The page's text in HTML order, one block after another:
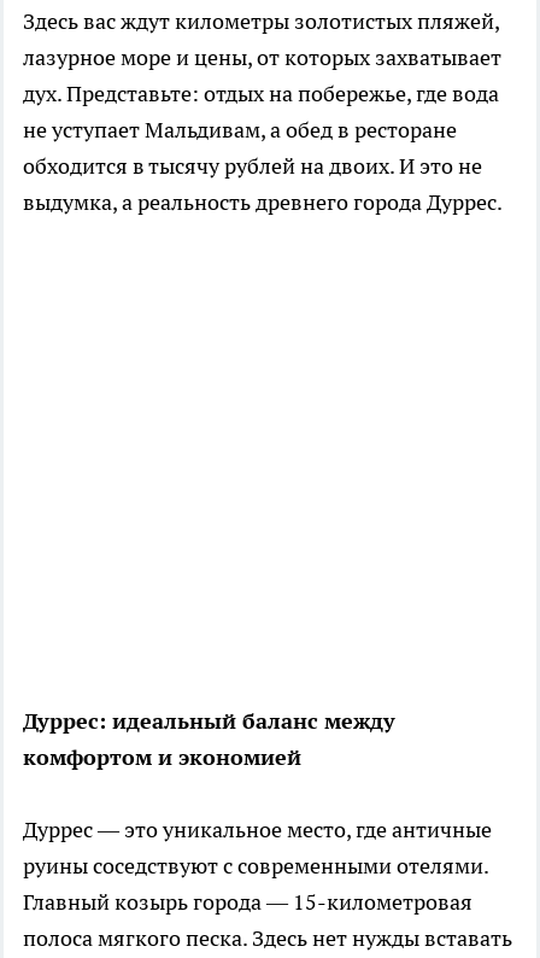
Здесь вас ждут километры золотистых пляжей,
лазурное море и цены, от которых захватывает
дух. Представьте: отдых на побережье, где вода
не уступает Мальдивам, а обед в ресторане
обходится в тысячу рублей на двоих. И это не
выдумка, а реальность древнего города Дуррес.
Дуррес: идеальный баланс между
комфортом и экономией
Дуррес — это уникальное место, где античные
руины соседствуют с современными отелями.
Главный козырь города — 15-километровая
полоса мягкого песка. Здесь нет нужды вставать